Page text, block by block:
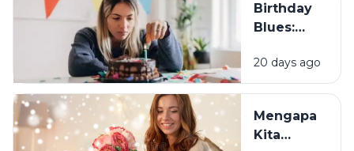
Birthday
Blues:
Sebagian
Orang
Merasa
Sedih Saat
20 days ago
Mengapa
Kita